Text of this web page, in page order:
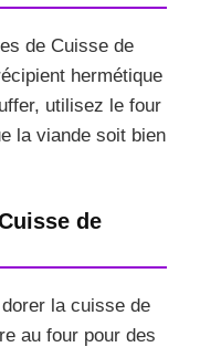
de Cuisse de
hermétique
utilisez le four
la viande soit bien
de
la cuisse de
au four pour des